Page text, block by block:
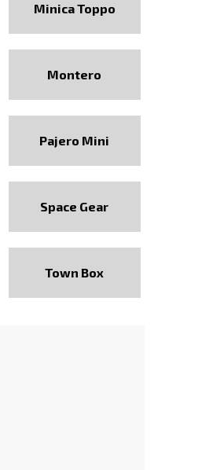
Minica Toppo
Montero
Pajero Mini
Space Gear
Town Box